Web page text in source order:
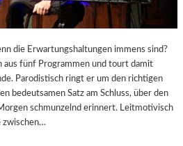
die Erwartungshaltungen immens sind?
aus fünf Programmen und tourt damit
Parodistisch ringt er um den richtigen
bedeutsamen Satz am Schluss, über den
schmunzelnd erinnert. Leitmotivisch
zwischen…